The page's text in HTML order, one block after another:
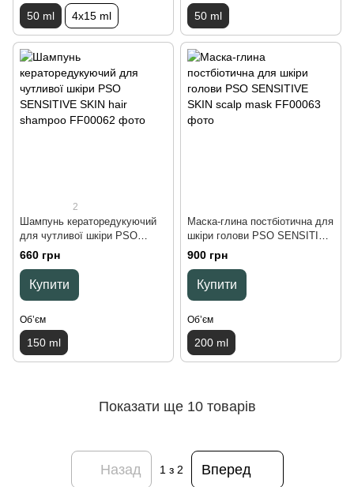
50 ml 4х15 ml 50 ml
2
Шампунь кераторедукуючий
для чутливої шкіри PSO
SENSITIVE SKIN hair
shampoo, 150 ml
660 грн
Купити
Обʼєм
150 ml
Маска-глина постбіотична для
шкіри голови PSO SENSITIVE
SKIN scalp mask, 200 ml
900 грн
Купити
Обʼєм
200 ml
Показати ще 10 товарів
Назад 1з 2 Вперед